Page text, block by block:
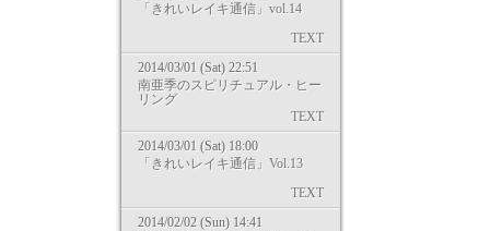
「きれいレイキ通信」vol.14
TEXT
2014/03/01 (Sat) 22:51
南亜季のスピリチュアル・ヒー
リング
TEXT
2014/03/01 (Sat) 18:00
「きれいレイキ通信」Vol.13
TEXT
2014/02/02 (Sun) 14:41